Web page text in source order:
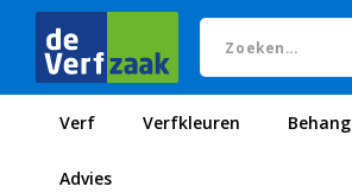
Verf Verfkleuren Behang
Advies